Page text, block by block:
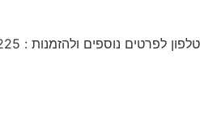
טלפון לפרטים נוספים ולהזמנות : 054-8149225